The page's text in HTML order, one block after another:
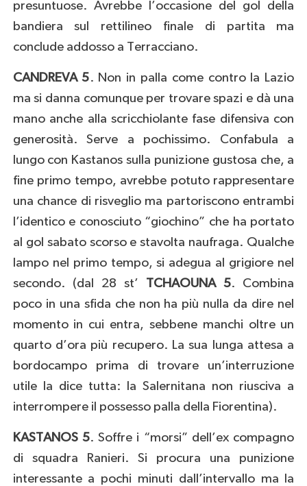
presuntuose. Avrebbe l’occasione del gol della
bandiera sul rettilineo finale di partita ma
conclude addosso a Terracciano.
CANDREVA 5. Non in palla come contro la Lazio
ma si danna comunque per trovare spazi e dà una
mano anche alla scricchiolante fase difensiva con
generosità. Serve a pochissimo. Confabula a
lungo con Kastanos sulla punizione gustosa che, a
fine primo tempo, avrebbe potuto rappresentare
una chance di risveglio ma partoriscono entrambi
l’identico e conosciuto “giochino” che ha portato
al gol sabato scorso e stavolta naufraga. Qualche
lampo nel primo tempo, si adegua al grigiore nel
secondo. (dal 28 st’ TCHAOUNA 5. Combina
poco in una sfida che non ha più nulla da dire nel
momento in cui entra, sebbene manchi oltre un
quarto d’ora più recupero. La sua lunga attesa a
bordocampo prima di trovare un’interruzione
utile la dice tutta: la Salernitana non riusciva a
interrompere il possesso palla della Fiorentina).
KASTANOS 5. Soffre i “morsi” dell’ex compagno
di squadra Ranieri. Si procura una punizione
interessante a pochi minuti dall’intervallo ma la